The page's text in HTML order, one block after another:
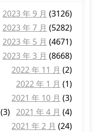
2023 年 9 月 (3126)
2023 年 7 月 (5282)
2023 年 5 月 (4671)
2023 年 3 月 (8668)
2022 年 11 月 (2)
2022 年 1 月 (1)
2021 年 10 月 (3)
2021 年 4 月 (4)
(3)
2021 年 2 月 (24)